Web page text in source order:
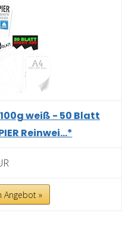
weiß - 50 Blatt
Reinwei...*
Angebot »